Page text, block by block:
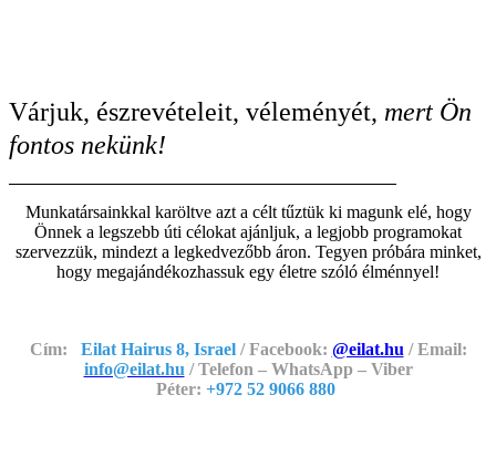
Várjuk, észrevételeit, véleményét, mert Ön
fontos nekünk!
Munkatársainkkal karöltve azt a célt tűztük ki magunk elé, hogy
Önnek a legszebb úti célokat ajánljuk, a legjobb programokat
szervezzük, mindezt a legkedvezőbb áron. Tegyen próbára minket,
hogy megajándékozhassuk egy életre szóló élménnyel!
Cím: Eilat Hairus 8, Israel/ Facebook: @eilat.hu / Email:
info@eilat.hu / Telefon – WhatsApp – Viber
Péter: +972 52 9066 880